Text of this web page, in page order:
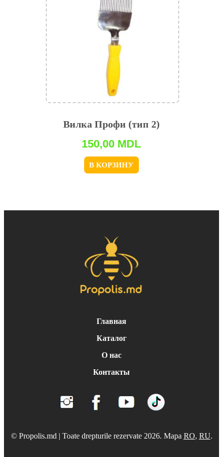
Вилка Профи (тип 2)
150,00 MDL
В КОРЗИНУ
Главная
Каталог
О нас
Контакты
© Propolis.md | Toate drepturile rezervate 2026. Mapa RO, RU.